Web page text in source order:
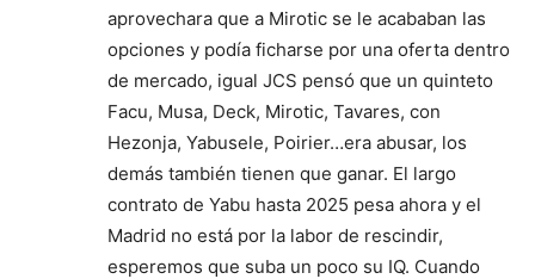
aprovechara que a Mirotic se le acababan las
opciones y podía ficharse por una oferta dentro
de mercado, igual JCS pensó que un quinteto
Facu, Musa, Deck, Mirotic, Tavares, con
Hezonja, Yabusele, Poirier…era abusar, los
demás también tienen que ganar. El largo
contrato de Yabu hasta 2025 pesa ahora y el
Madrid no está por la labor de rescindir,
esperemos que suba un poco su IQ. Cuando